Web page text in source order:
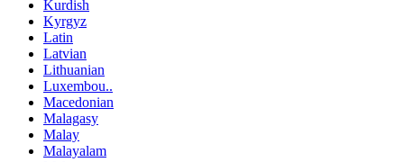
Kurdish
Kyrgyz
Latin
Latvian
Lithuanian
Luxembou..
Macedonian
Malagasy
Malay
Malayalam